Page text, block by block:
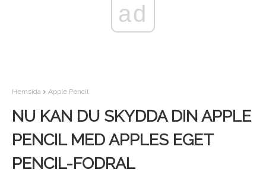
ad
Hemsida Apple Pencil
NU KAN DU SKYDDA DIN APPLE
PENCIL MED APPLES EGET
PENCIL-FODRAL